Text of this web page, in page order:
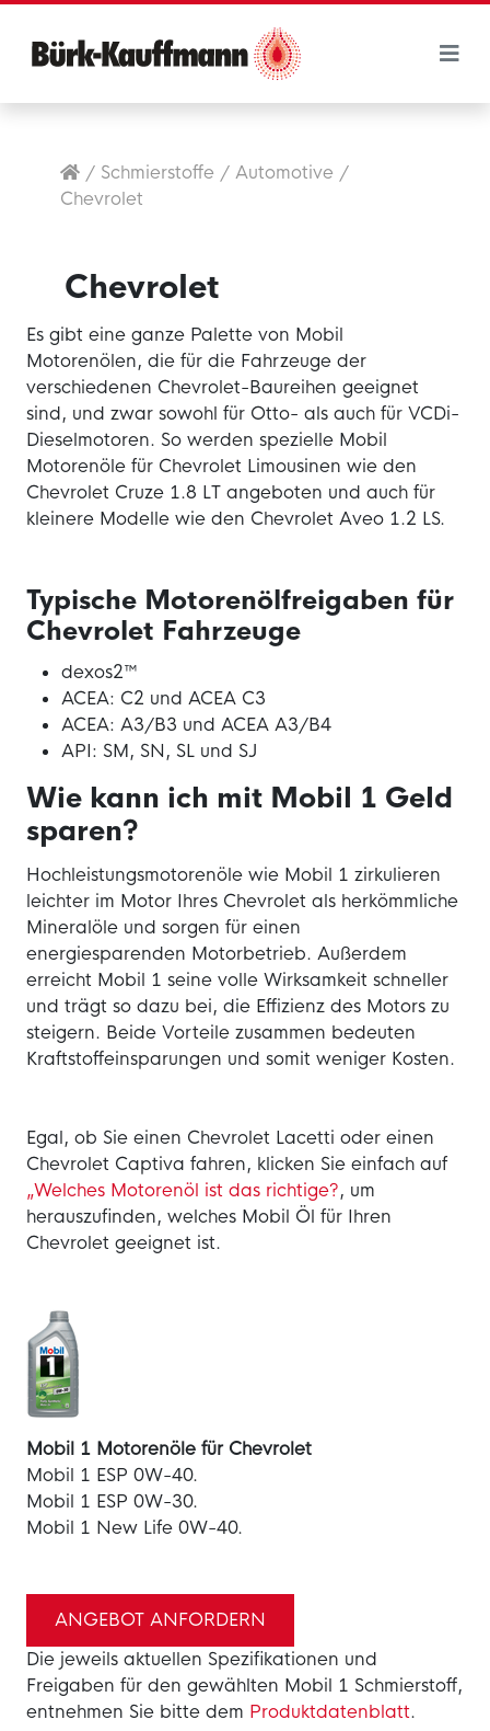
/ Schmierstoffe /Automotive /
Chevrolet
Chevrolet
Es gibt eine ganze Palette von Mobil
Motorenölen, die für die Fahrzeuge der
verschiedenen Chevrolet-Baureihen geeignet
sind, und zwar sowohl für Otto- als auch für VCDi-
Dieselmotoren. So werden spezielle Mobil
Motorenöle für Chevrolet Limousinen wie den
Chevrolet Cruze 1.8 LT angeboten und auch für
kleinere Modelle wie den Chevrolet Aveo 1.2 LS.
Typische Motorenölfreigaben für
Chevrolet Fahrzeuge
dexos2™
ACEA: C2 und ACEA C3
ACEA: A3/B3 und ACEA A3/B4
API: SM, SN, SL und SJ
Wie kann ich mit Mobil 1 Geld
sparen?
Hochleistungsmotorenöle wie Mobil 1 zirkulieren
leichter im Motor Ihres Chevrolet als herkömmliche
Mineralöle und sorgen für einen
energiesparenden Motorbetrieb. Außerdem
erreicht Mobil 1 seine volle Wirksamkeit schneller
und trägt so dazu bei, die Effizienz des Motors zu
steigern. Beide Vorteile zusammen bedeuten
Kraftstoffeinsparungen und somit weniger Kosten.
Egal, ob Sie einen Chevrolet Lacetti oder einen
Chevrolet Captiva fahren, klicken Sie einfach auf
„Welches Motorenöl ist das richtige?, um
herauszufinden, welches Mobil Öl für Ihren
Chevrolet geeignet ist.
Mobil 1 Motorenöle für Chevrolet
Mobil 1 ESP 0W-40.
Mobil 1 ESP 0W-30.
Mobil 1 New Life 0W-40.
ANGEBOT ANFORDERN
Die jeweils aktuellen Spezifikationen und
Freigaben für den gewählten Mobil 1 Schmierstoff,
entnehmen Sie bitte dem Produktdatenblatt.